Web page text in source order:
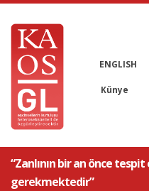
ENGLISH
Künye
“Zanlının bir an önce
gerekmektedir”